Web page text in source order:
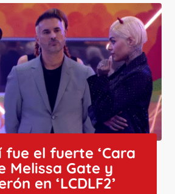
fue el fuerte ‘Cara
Melissa Gate y
en ‘LCDLF2’